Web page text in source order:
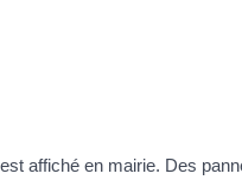
affiché en mairie. Des